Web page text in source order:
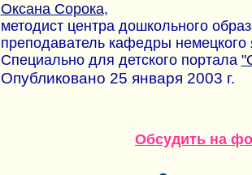
Оксана Сорока,
методист центра дошкольного
преподаватель кафедры немецкого
Специально для детского портала
Опубликовано 25 января 2003 г.
Обсудить на